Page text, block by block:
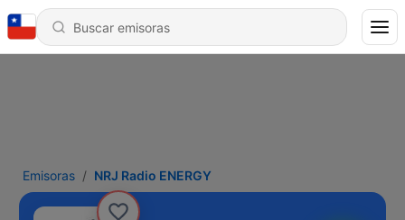
Emisoras NRJ Radio ENERGY